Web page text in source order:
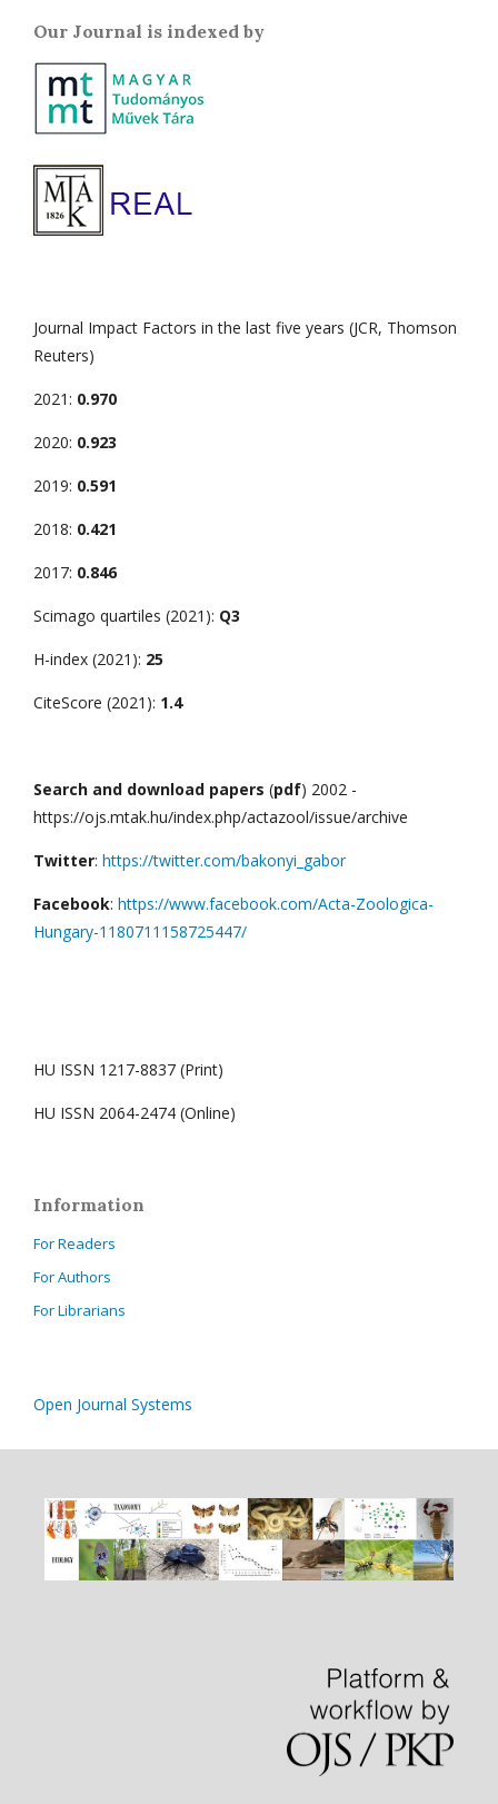
Our Journal is indexed by
Journal Impact Factors in the last five years (JCR, Thomson
Reuters)
2021: 0.970
2020: 0.923
2019: 0.591
2018: 0.421
2017: 0.846
Scimago quartiles (2021): Q3
H-index (2021): 25
CiteScore (2021): 1.4
Search and download papers (pdf) 2002 -
https://ojs.mtak.hu/index.php/actazool/issue/archive
Twitter: https://twitter.com/bakonyi_gabor
Facebook: https://www.facebook.com/Acta-Zoologica-
Hungary-1180711158725447/
HU ISSN 1217-8837 (Print)
HU ISSN 2064-2474 (Online)
Information
For Readers
For Authors
For Librarians
Open Journal Systems